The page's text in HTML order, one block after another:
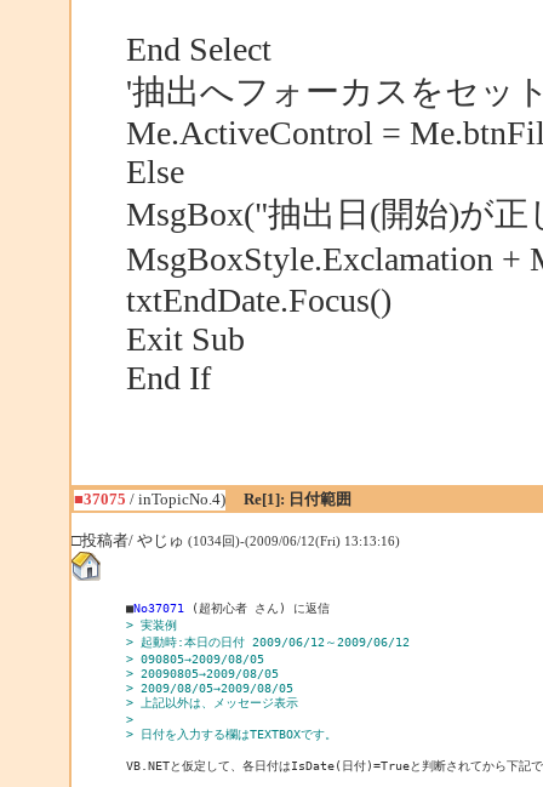
End Select
'抽出へフォーカスをセッ
Me.ActiveControl =
Else
MsgBox("抽出日(開始)が
MsgBoxStyle.Exclamation
txtEndDate.Focus()
Exit Sub
End If
■37075 / inTopicNo.4) Re[1]: 日付範囲
□投稿者/ やじゅ (1034回)-(2009/06/12(Fri) 13:13:16)
■No37071
(超初心者 さん) に返信
> 実装例
> 起動時:本日の日付 2009/06/12～2009/06/12
> 090805→2009/08/05
> 20090805→2009/08/05
> 2009/08/05→2009/08/05
> 上記以外は、メッセージ表示
>
> 日付を入力する欄はTEXTBOXです。
VB.NETと仮定して、各日付はIsDate(日付)=Trueと判断されてから下記